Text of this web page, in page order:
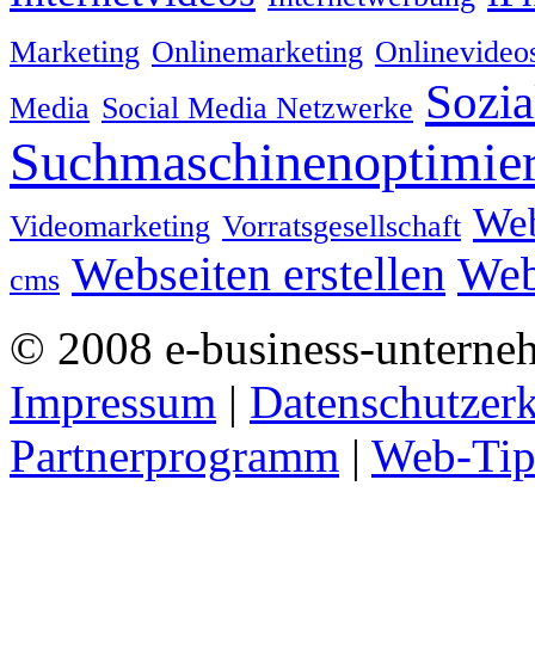
Marketing Onlinemarketing
Media Social Media Netzwerke
Videomarketing Vorratsgesellschaft
cms Webseiten erstellen
© 2008 e-business-
Impressum |
Partnerprogramm | Web-